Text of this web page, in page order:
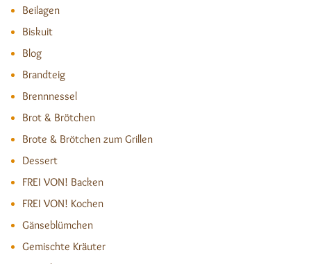
Beilagen
Biskuit
Blog
Brandteig
Brennnessel
Brot & Brötchen
Brote & Brötchen zum Grillen
Dessert
FREI VON! Backen
FREI VON! Kochen
Gänseblümchen
Gemischte Kräuter